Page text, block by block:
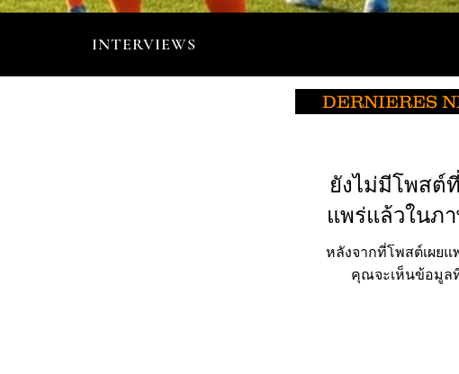
INTERVIEWS
DERNIERES
ยังไม่มีโพสต์
แพร่แล้วในภ
หลังจากที่โพสต์เผยแ
คุณจะเห็นข้อมูล